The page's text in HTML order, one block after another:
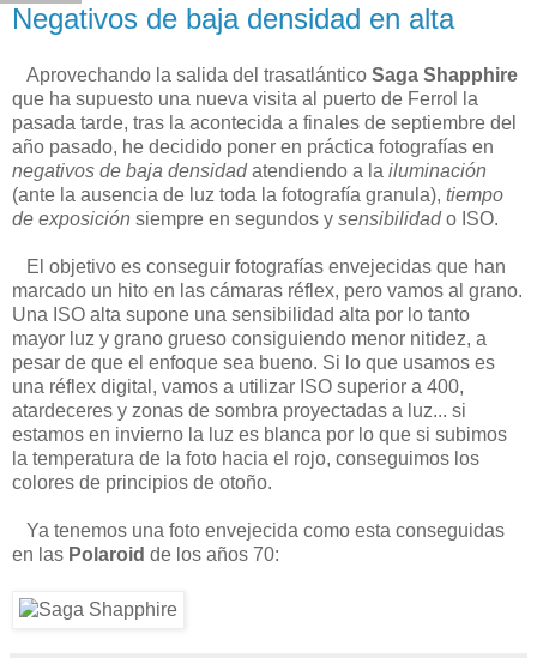
Negativos de baja densidad en alta
Aprovechando la salida del trasatlántico Saga Shapphire
que ha supuesto una nueva visita al puerto de Ferrol la
pasada tarde, tras la acontecida a finales de septiembre del
año pasado, he decidido poner en práctica fotografías en
negativos de baja densidadatendiendo a la iluminación
(ante la ausencia de luz toda la fotografía granula), tiempo
de exposición siempre en segundos y sensibilidado ISO.
El objetivo es conseguir fotografías envejecidas que han
marcado un hito en las cámaras réflex, pero vamos al grano.
Una ISO alta supone una sensibilidad alta por lo tanto
mayor luz y grano grueso consiguiendo menor nitidez, a
pesar de que el enfoque sea bueno. Si lo que usamos es
una réflex digital, vamos a utilizar ISO superior a 400,
atardeceres y zonas de sombra proyectadas a luz... si
estamos en invierno la luz es blanca por lo que si subimos
la temperatura de la foto hacia el rojo, conseguimos los
colores de principios de otoño.
Ya tenemos una foto envejecida como esta conseguidas
en las Polaroid de los años 70: